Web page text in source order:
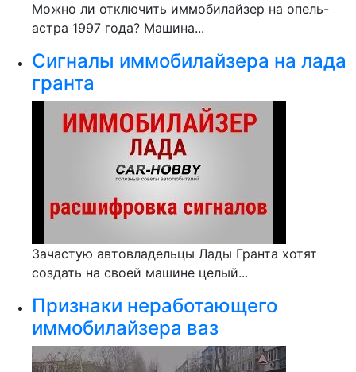
Можно ли отключить иммобилайзер на опель-
астра 1997 года? Машина...
Сигналы иммобилайзера на лада
гранта
Зачастую автовладельцы Лады Гранта хотят
создать на своей машине целый...
Признаки неработающего
иммобилайзера ваз